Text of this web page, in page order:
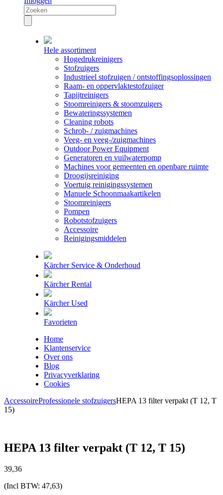
Hele assortiment
Hogedrukreinigers
Stofzuigers
Industrieel stofzuigen / ontstoffingsoplossingen
Raam- en oppervlaktestofzuiger
Tapijtreinigers
Stoomreinigers & stoomzuigers
Bewateringssystemen
Cleaning robots
Schrob- / zuigmachines
Veeg- en veeg-/zuigmachines
Outdoor Power Equipment
Generatoren en vuilwaterpomp
Machines voor gemeenten en openbare ruimte
Droogijsreiniging
Voertuig reinigingssystemen
Manuele Schoonmaakartikelen
Stoomreinigers
Pompen
Robotstofzuigers
Accessoire
Reinigingsmiddelen
Kärcher Service & Onderhoud
Kärcher Rental
Kärcher Used
Favorieten
Home
Klantenservice
Over ons
Blog
Privacyverklaring
Cookies
AccessoireProfessionele stofzuigersHEPA 13 filter verpakt (T 12, T
15)
HEPA 13 filter verpakt (T 12, T 15)
39,36
(Incl BTW: 47,63)